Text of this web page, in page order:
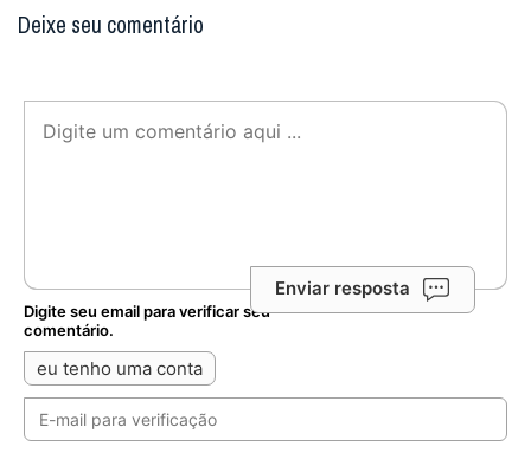
Deixe seu comentário
Enviar resposta
Digite seu email para verificar seu
comentário.
eu tenho uma conta